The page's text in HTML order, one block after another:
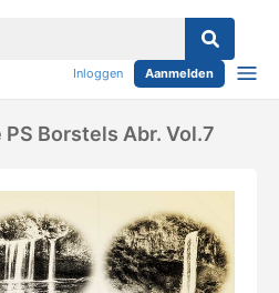
Inloggen Aanmelden
Borstels Abr. Vol.7